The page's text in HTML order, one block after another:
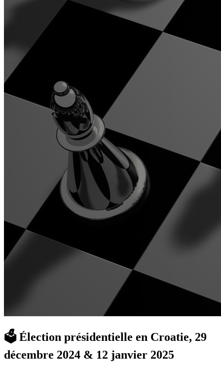
🗳️ Élection présidentielle en Croatie, 29
décembre 2024 & 12 janvier 2025